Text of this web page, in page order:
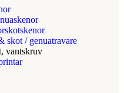
skot / genuatravare
vantskruv